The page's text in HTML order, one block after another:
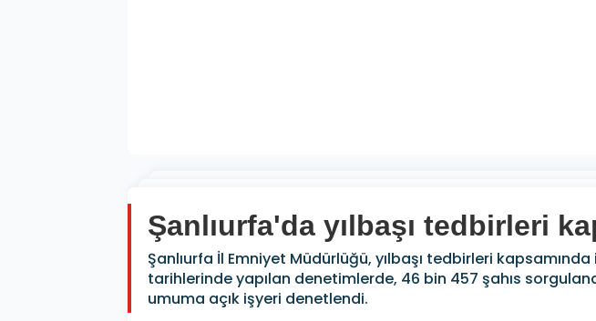
Şanlıurfa'da yılbaşı tedbirleri
Şanlıurfa İl Emniyet Müdürlüğü, yılbaşı tedbirleri
tarihlerinde yapılan denetimlerde, 46 bin 457 şahıs
umuma açık işyeri denetlendi.